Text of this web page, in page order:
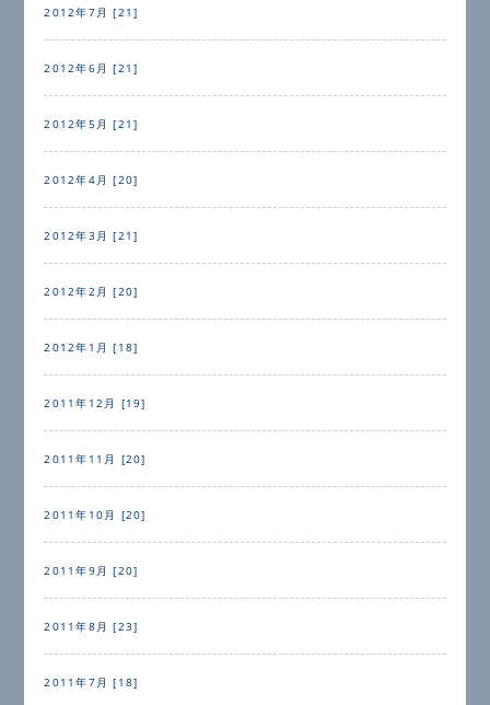
2012年7月 [21]
2012年6月 [21]
2012年5月 [21]
2012年4月 [20]
2012年3月 [21]
2012年2月 [20]
2012年1月 [18]
2011年12月 [19]
2011年11月 [20]
2011年10月 [20]
2011年9月 [20]
2011年8月 [23]
2011年7月 [18]